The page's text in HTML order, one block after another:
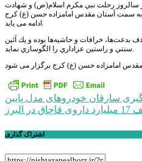
پیشتازان البرز، به نقل از روابط عمومي سپاه امام حسن مجتبي (ع) استان البرز، مراسم عزاداری نیروهای مسلح به مناسبت 28 صفر سالروز رحلت نبي مکرم اسلام(ص) و شهادت
عزاداری نیروهای مسلح به سمت آستان مقدس امامزاده حسن (ع) كرج
ادامه می یابد.
بدعت‌ها، خرافات و حاشيه‌ها بوده و يك آئين
سنتي و راستين عزاداري را الگوسازي نمايد.
مقدس امامزاده حسن (ع) كرج برگزار می شود
راهبری
نوشته
سارقان خودروهای مدل پایین
در البرز
اشتراک گذاری